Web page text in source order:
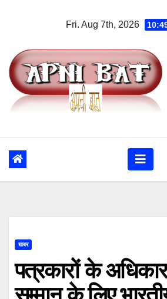
Fri. Aug 7th, 2026
खबर
पत्रकारों के